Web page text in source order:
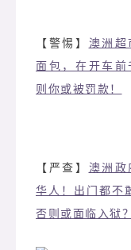
【警惕】 澳洲
面包，在开车前
则你或被罚款！
【严查】 澳洲
华人！出门都不
否则或面临入狱？